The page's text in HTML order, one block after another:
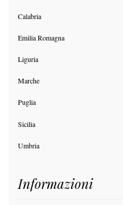
Calabria
Emilia Romagna
Liguria
Marche
Puglia
Sicilia
Umbria
Informazioni